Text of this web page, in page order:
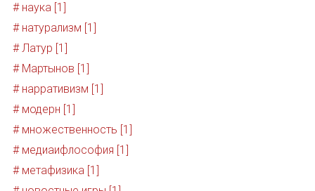
# наука [1]
# натурализм [1]
# Латур [1]
# Мартынов [1]
# нарративизм [1]
# модерн [1]
# множественность [1]
# медиаифлософия [1]
# метафизика [1]